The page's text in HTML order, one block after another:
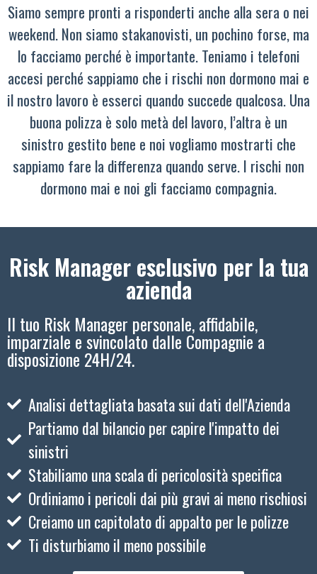
Siamo sempre pronti a risponderti anche alla sera o nei
weekend. Non siamo stakanovisti, un pochino forse, ma
lo facciamo perché è importante. Teniamo i telefoni
accesi perché sappiamo che i rischi non dormono mai e
il nostro lavoro è esserci quando succede qualcosa. Una
buona polizza è solo metà del lavoro, l’altra è un
sinistro gestito bene e noi vogliamo mostrarti che
sappiamo fare la differenza quando serve. I rischi non
dormono mai e noi gli facciamo compagnia.
Risk Manager esclusivo per la tua
azienda
Il tuo Risk Manager personale, affidabile,
imparziale e svincolato dalle Compagnie a
disposizione 24H/24.
Analisi dettagliata basata sui dati dell'Azienda
Partiamo dal bilancio per capire l'impatto dei
sinistri
Stabiliamo una scala di pericolosità specifica
Ordiniamo i pericoli dai più gravi ai meno rischiosi
Creiamo un capitolato di appalto per le polizze
Ti disturbiamo il meno possibile